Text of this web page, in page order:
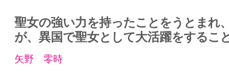
聖女の強い力を持ったことをうとまれ
が、異国で聖女として大活躍をするこ
矢野 零時